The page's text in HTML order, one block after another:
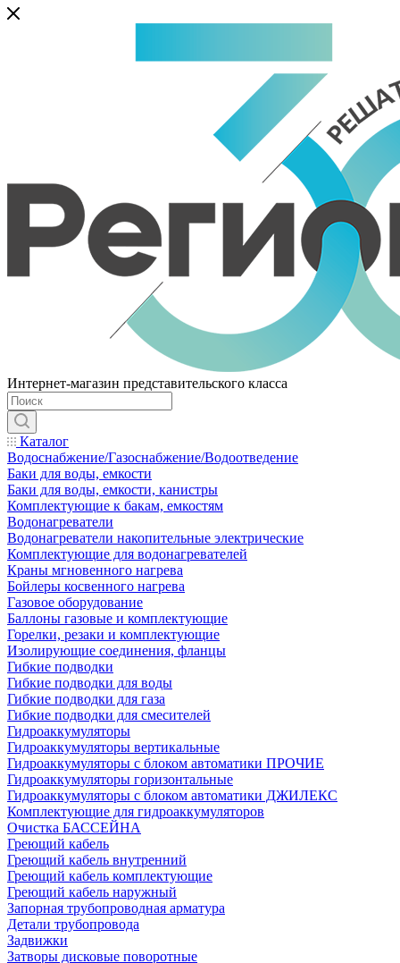
Интернет-магазин представительского класса
Каталог
Водоснабжение/Газоснабжение/Водоотведение
Баки для воды, емкости
Баки для воды, емкости, канистры
Комплектующие к бакам, емкостям
Водонагреватели
Водонагреватели накопительные электрические
Комплектующие для водонагревателей
Краны мгновенного нагрева
Бойлеры косвенного нагрева
Газовое оборудование
Баллоны газовые и комплектующие
Горелки, резаки и комплектующие
Изолирующие соединения, фланцы
Гибкие подводки
Гибкие подводки для воды
Гибкие подводки для газа
Гибкие подводки для смесителей
Гидроаккумуляторы
Гидроаккумуляторы вертикальные
Гидроаккумуляторы с блоком автоматики ПРОЧИЕ
Гидроаккумуляторы горизонтальные
Гидроаккумуляторы с блоком автоматики ДЖИЛЕКС
Комплектующие для гидроаккумуляторов
Очистка БАССЕЙНА
Греющий кабель
Греющий кабель внутренний
Греющий кабель комплектующие
Греющий кабель наружный
Запорная трубопроводная арматура
Детали трубопровода
Задвижки
Затворы дисковые поворотные